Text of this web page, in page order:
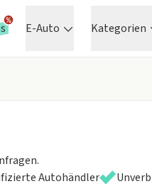
E-Auto Kategorien
Autohändler